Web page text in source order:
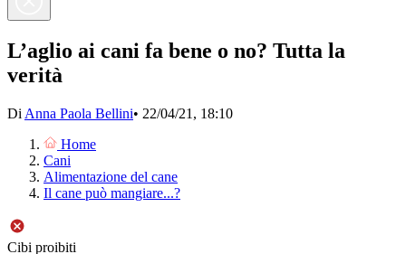
L’aglio ai cani fa bene o no? Tutta la
verità
Di Anna Paola Bellini• 22/04/21, 18:10
Home
Cani
Alimentazione del cane
Il cane può mangiare...?
Cibi proibiti